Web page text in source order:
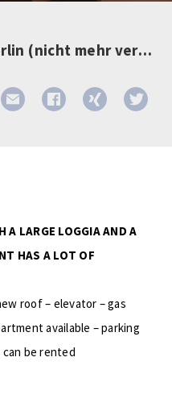
Wohnung zum Kauf in Berlin (nicht mehr verfügbar)
A LARGE LOGGIA AND A
HAS A LOT OF
roof – elevator – gas
available – parking
be rented